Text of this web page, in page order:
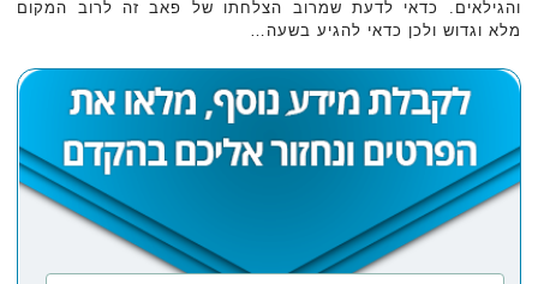
והגילאים. כדאי לדעת שמרוב הצלחתו של פאב זה לרוב המקום
מלא וגדוש ולכן כדאי להגיע בשעה…